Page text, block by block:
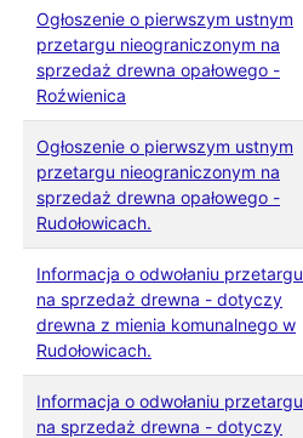
Ogłoszenie o pierwszym ustnym
przetargu nieograniczonym na
sprzedaż drewna opałowego -
Roźwienica
Ogłoszenie o pierwszym ustnym
przetargu nieograniczonym na
sprzedaż drewna opałowego -
Rudołowicach.
Informacja o odwołaniu przetargu
na sprzedaż drewna - dotyczy
drewna z mienia komunalnego w
Rudołowicach.
Informacja o odwołaniu przetargu
na sprzedaż drewna - dotyczy